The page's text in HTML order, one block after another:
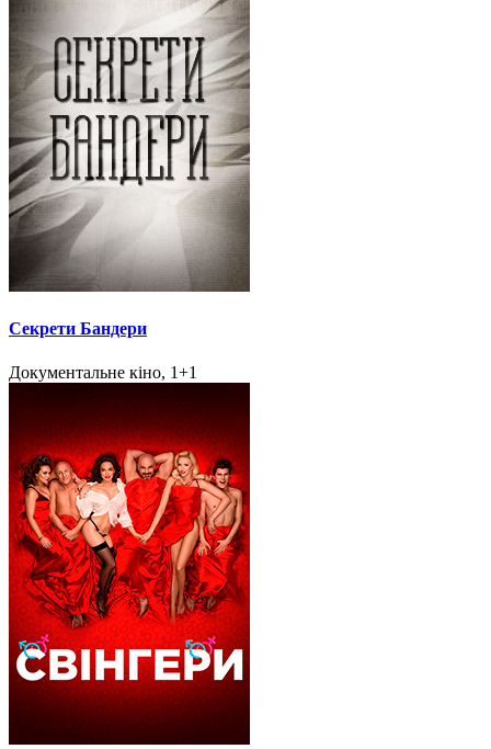
Секрети Бандери
Документальне кіно, 1+1